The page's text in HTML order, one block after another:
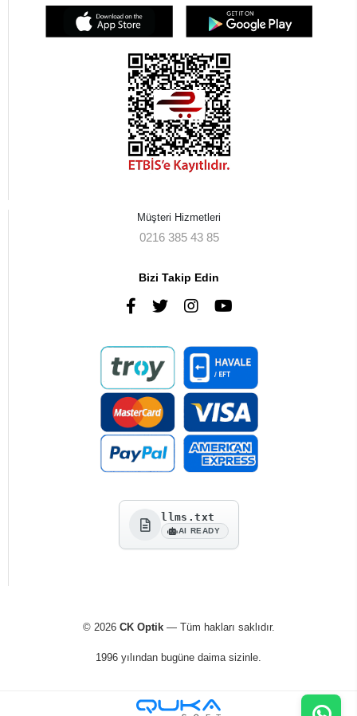
Müşteri Hizmetleri
0216 385 43 85
Bizi Takip Edin
llms.txt
AI READY
© 2026 CK Optik— Tüm hakları saklıdır.
1996 yılından bugüne daima sizinle.